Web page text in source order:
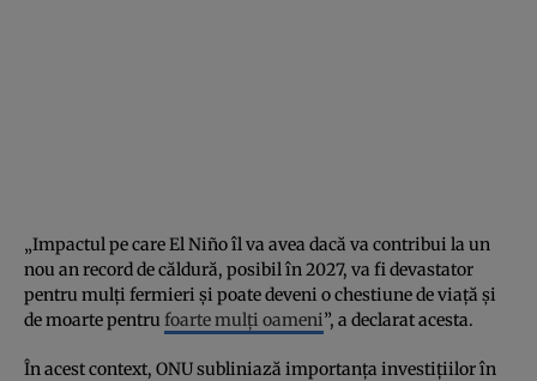
„Impactul pe care El Niño îl va avea dacă va contribui la un
nou an record de căldură, posibil în 2027, va fi devastator
pentru mulți fermieri și poate deveni o chestiune de viață și
de moarte pentru foarte mulți oameni”, a declarat acesta.
În acest context, ONU subliniază importanța investițiilor în